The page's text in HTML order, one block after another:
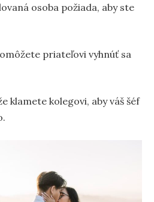
osoba požiada, aby ste
priateľovi vyhnúť sa
klamete kolegovi, aby váš šéf